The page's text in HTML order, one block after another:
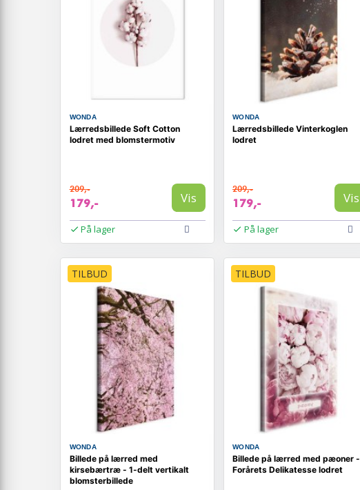
WONDA
Lærredsbillede Soft Cotton
lodret med blomstermotiv
209,-
179,- Vis
På lager
WONDA
Lærredsbillede Vinterkoglen
lodret
209,-
179,- Vis
På lager
TILBUD
WONDA
Billede på lærred med
kirsebærtræ - 1-delt vertikalt
blomsterbillede
TILBUD
WONDA
Billede på lærred med pæoner -
Forårets Delikatesse lodret